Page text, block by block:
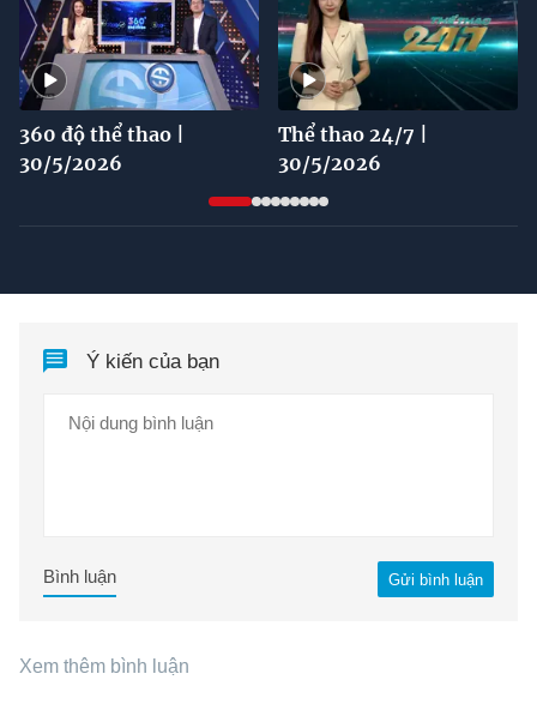
360 độ thể thao |
30/5/2026
Thể thao 24/7 |
30/5/2026
Ý kiến của bạn
Gửi bình luận
Bình luận
Xem thêm bình luận